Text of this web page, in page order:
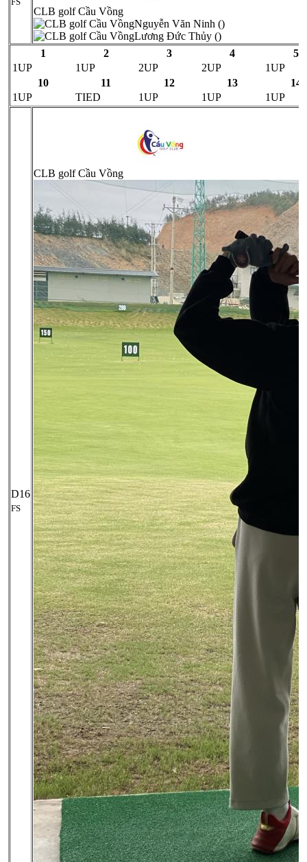
CLB golf Cầu Vồng
Nguyễn Văn Ninh ()
Lương Đức Thủy ()
1
2 3 4
5
1UP
1UP 2UP 2UP
1UP
10
11 12 13
14
1UP
TIED 1UP 1UP 1UP
D16
FS
CLB golf Cầu Vồng